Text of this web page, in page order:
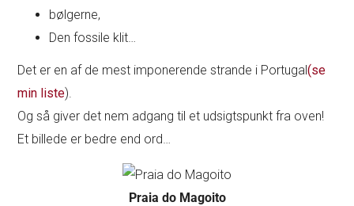
bølgerne,
Den fossile klit…
Det er en af de mest imponerende strande i Portugal(se
min liste).
Og så giver det nem adgang til et udsigtspunkt fra oven!
Et billede er bedre end ord…
Praia do Magoito